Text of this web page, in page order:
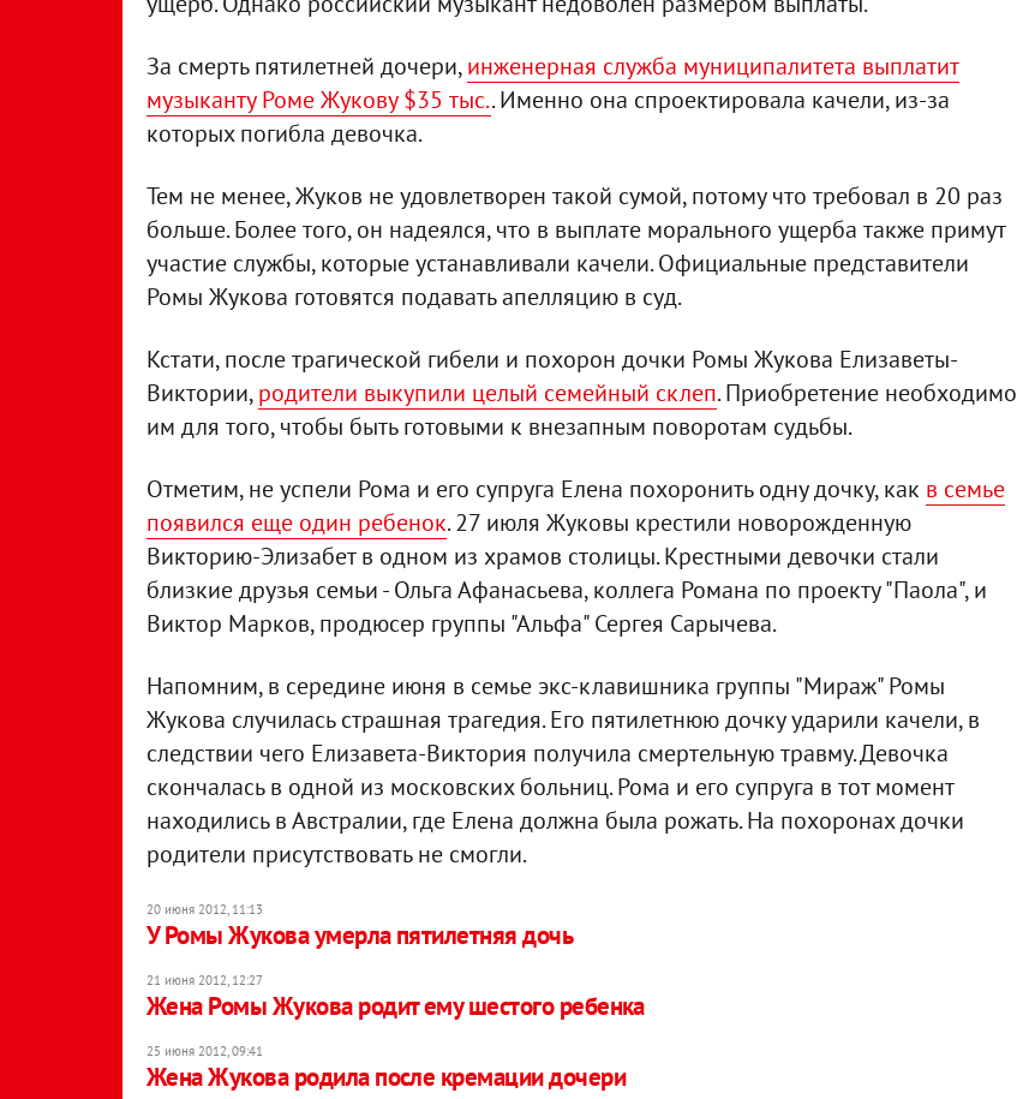
За смерть пятилетней дочери,инженерная служба муниципалитета выплатит
музыканту Роме Жукову $35 тыс.. Именно она спроектировала качели, из-за
которых погибла девочка.
Тем не менее, Жуков не удовлетворен такой сумой, потому что требовал в 20 раз
больше. Более того, он надеялся, что в выплате морального ущерба также примут
участие службы, которые устанавливали качели. Официальные представители
Ромы Жукова готовятся подавать апелляцию в суд.
Кстати, после трагической гибели и похорон дочки Ромы Жукова Елизаветы-
Виктории,родители выкупили целый семейный склеп. Приобретение необходимо
им для того, чтобы быть готовыми к внезапным поворотам судьбы.
Отметим, не успели Рома и его супруга Елена похоронить одну дочку, как в семье
появился еще один ребенок. 27 июля Жуковы крестили новорожденную
Викторию-Элизабет в одном из храмов столицы. Крестными девочки стали
близкие друзья семьи - Ольга Афанасьева, коллега Романа по проекту "Паола", и
Виктор Марков, продюсер группы "Альфа" Сергея Сарычева.
Напомним, в середине июня в семье экс-клавишника группы "Мираж" Ромы
Жукова случилась страшная трагедия. Его пятилетнюю дочку ударили качели, в
следствии чего Елизавета-Виктория получила смертельную травму. Девочка
скончалась в одной из московских больниц. Рома и его супруга в тот момент
находились в Австралии, где Елена должна была рожать. На похоронах дочки
родители присутствовать не смогли.
20 июня 2012, 11:13
У Ромы Жукова умерла пятилетняя дочь
21 июня 2012, 12:27
Жена Ромы Жукова родит ему шестого ребенка
25 июня 2012, 09:41
Жена Жукова родила после кремации дочери